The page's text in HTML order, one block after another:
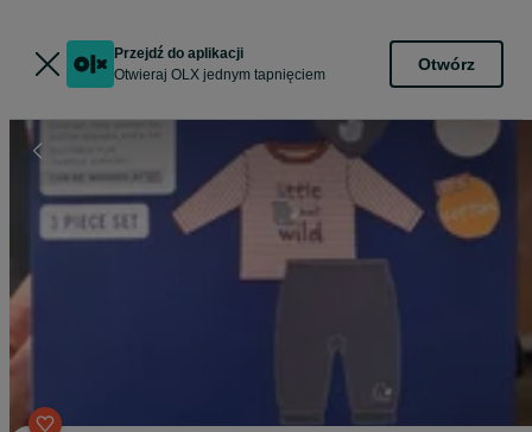
Przejdź do aplikacji
Otwieraj OLX jednym tapnięciem
Otwórz